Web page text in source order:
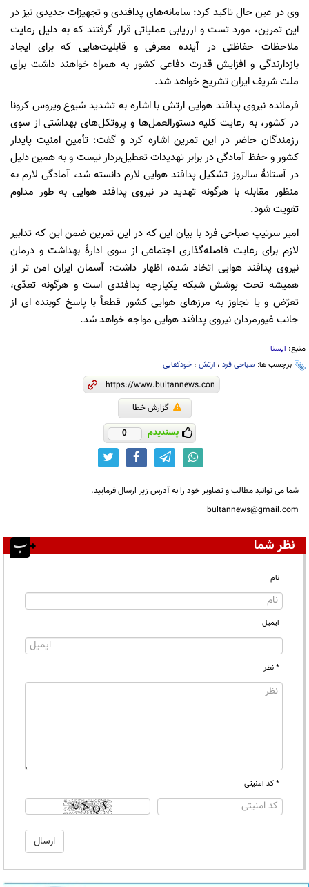
وی در عین حال تاکید کرد: سامانه‌های پدافندی و تجهیزات جدیدی نیز در
این تمرین، مورد تست و ارزیابی عملیاتی قرار گرفتند که به دلیل رعایت
ملاحظات حفاظتی در آینده معرفی و قابلیت‌هایی که برای ایجاد
بازدارندگی و افزایش قدرت دفاعی کشور به همراه خواهند داشت برای
ملت شریف ایران تشریح خواهد شد.
فرمانده نیروی پدافند هوایی ارتش با اشاره به تشدید شیوع ویروس کرونا
در کشور، به رعایت کلیه دستورالعمل‌ها و پروتکل‌های بهداشتی از سوی
رزمندگان حاضر در این تمرین اشاره کرد و گفت: تأمین امنیت پایدار
کشور و حفظ آمادگی در برابر تهدیدات تعطیل‌بردار نیست و به همین دلیل
در آستانۀ سالروز تشکیل پدافند هوایی لازم دانسته شد، آمادگی لازم به
منظور مقابله با هرگونه تهدید در نیروی پدافند هوایی به طور مداوم
تقویت شود.
امیر سرتیپ صباحی فرد با بیان این که در این تمرین ضمن این که تدابیر
لازم برای رعایت فاصله‌گذاری اجتماعی از سوی ادارۀ بهداشت و درمان
نیروی پدافند هوایی اتخاذ شده، اظهار داشت: آسمان ایران امن تر از
همیشه تحت پوشش شبکه یکپارچه پدافندی است و هرگونه تعدّی،
تعرّض و یا تجاوز به مرزهای هوایی کشور قطعاً با پاسخ کوبنده ای از
جانب غیورمردان نیروی پدافند هوایی مواجه خواهد شد.
منبع: ایسنا
برچسب ها: صباحی فرد ، ارتش ، خودکفایی
گزارش خطا
پسندیدم 0
شما می توانید مطالب و تصاویر خود را به آدرس زیر ارسال فرمایید.
bultannews@gmail.com
نظر شما
نام
ایمیل
* نظر
* کد امنیتی